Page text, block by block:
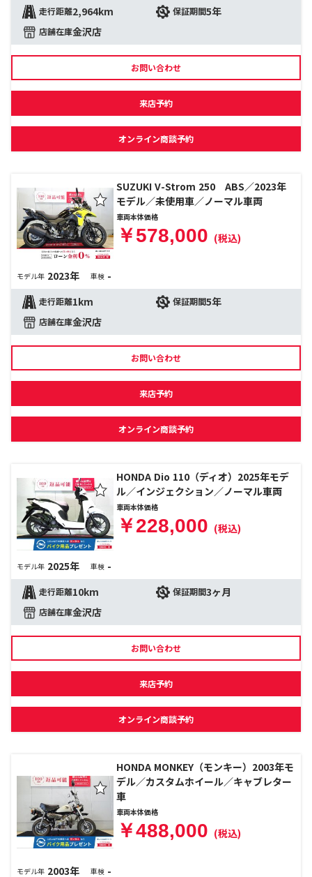
走行距離2,964km 保証期間5年
店舗在庫金沢店
お問い合わせ
来店予約
オンライン商談予約
SUZUKI V-Strom 250 ABS／2023年
モデル／未使用車／ノーマル車両
車両本体価格
￥578,000 (税込)
モデル年 2023年 車検 -
走行距離1km 保証期間5年
店舗在庫金沢店
お問い合わせ
来店予約
オンライン商談予約
HONDA Dio 110（ディオ）2025年モデ
ル／インジェクション／ノーマル車両
車両本体価格
￥228,000 (税込)
モデル年 2025年 車検 -
走行距離10km 保証期間3ヶ月
店舗在庫金沢店
お問い合わせ
来店予約
オンライン商談予約
HONDA MONKEY（モンキー）2003年モ
デル／カスタムホイール／キャブレター
車
車両本体価格
￥488,000 (税込)
モデル年 2003年 車検 -